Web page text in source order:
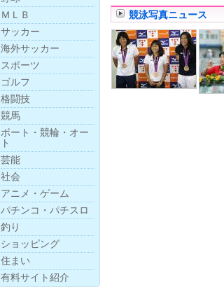
競泳写真ニュース
ＭＬＢ
サッカー
海外サッカー
スポーツ
ゴルフ
格闘技
競馬
ボー ト・ 競輪・ オー
ト
芸能
社会
アニメ・ゲーム
パチンコ・パチスロ
釣り
ショッピング
住まい
有料サイト紹介